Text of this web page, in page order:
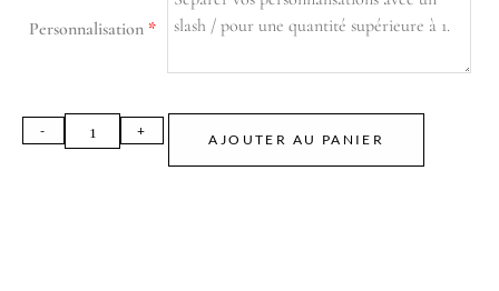
Personnalisation *
AJOUTER AU PANIER